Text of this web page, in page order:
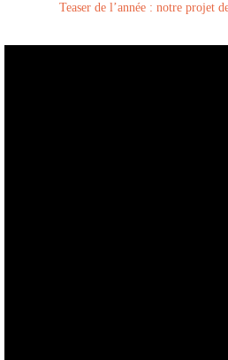
Teaser de l’année : notre projet